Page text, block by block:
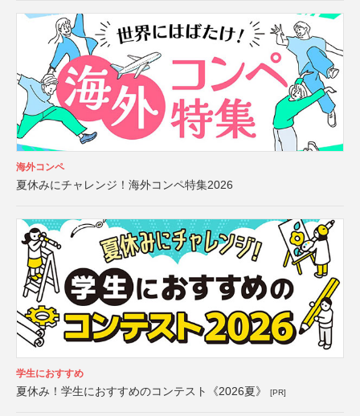
海外コンペ
夏休みにチャレンジ！海外コンペ特集2026
学生におすすめ
夏休み！学生におすすめのコンテスト《2026夏》 [PR]